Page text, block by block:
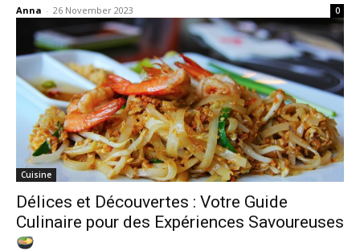
Anna - 26 November 2023 0
Cuisine
Délices et Découvertes : Votre Guide
Culinaire pour des Expériences Savoureuses